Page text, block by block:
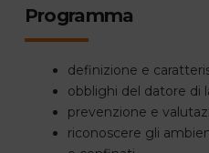
Programma
definizione e
obblighi del datore di
prevenzione e
riconoscere gli